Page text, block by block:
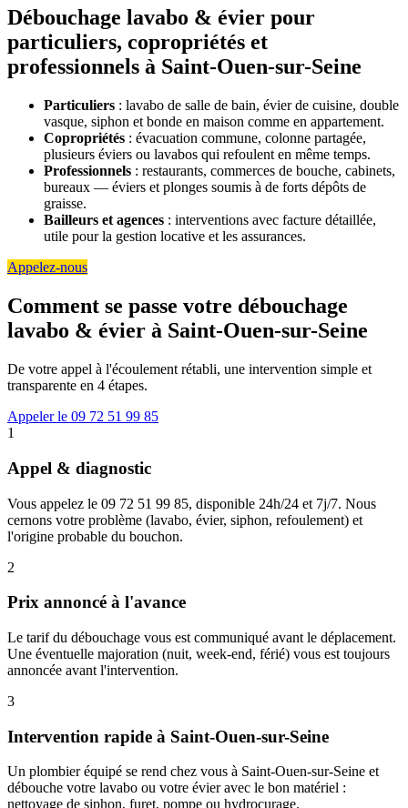
Débouchage lavabo & évier pour
particuliers, copropriétés et
professionnels à Saint-Ouen-sur-Seine
Particuliers : lavabo de salle de bain, évier de cuisine, double
vasque, siphon et bonde en maison comme en appartement.
Copropriétés : évacuation commune, colonne partagée,
plusieurs éviers ou lavabos qui refoulent en même temps.
Professionnels : restaurants, commerces de bouche, cabinets,
bureaux — éviers et plonges soumis à de forts dépôts de
graisse.
Bailleurs et agences : interventions avec facture détaillée,
utile pour la gestion locative et les assurances.
Appelez-nous
Comment se passe votre débouchage
lavabo & évier à Saint-Ouen-sur-Seine
De votre appel à l'écoulement rétabli, une intervention simple et
transparente en 4 étapes.
Appeler le 09 72 51 99 85
1
Appel & diagnostic
Vous appelez le 09 72 51 99 85, disponible 24h/24 et 7j/7. Nous
cernons votre problème (lavabo, évier, siphon, refoulement) et
l'origine probable du bouchon.
2
Prix annoncé à l'avance
Le tarif du débouchage vous est communiqué avant le déplacement.
Une éventuelle majoration (nuit, week-end, férié) vous est toujours
annoncée avant l'intervention.
3
Intervention rapide à Saint-Ouen-sur-Seine
Un plombier équipé se rend chez vous à Saint-Ouen-sur-Seine et
débouche votre lavabo ou votre évier avec le bon matériel :
nettoyage de siphon, furet, pompe ou hydrocurage.